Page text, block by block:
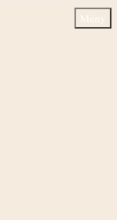
Meny
himmel från
sikt.